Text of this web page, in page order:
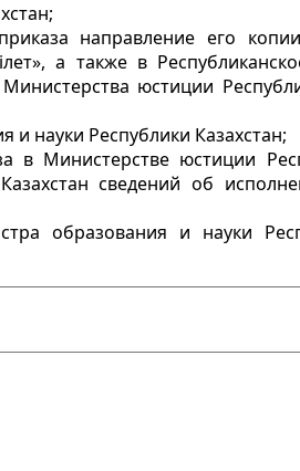
направление его
а также в
юстиции
науки Республики Казахстан;
в Министерстве юстиции
сведений об
образования и науки